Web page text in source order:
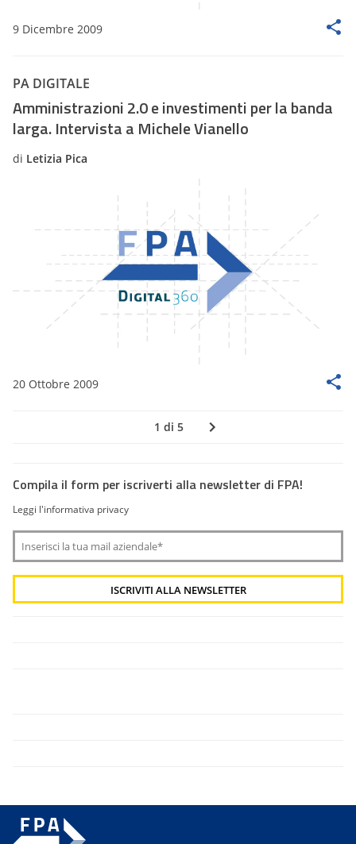
9 Dicembre 2009
PA DIGITALE
Amministrazioni 2.0 e investimenti per la banda
larga. Intervista a Michele Vianello
di Letizia Pica
20 Ottobre 2009
1 di 5
Compila il form per iscriverti alla newsletter di FPA!
Leggi l'informativa privacy